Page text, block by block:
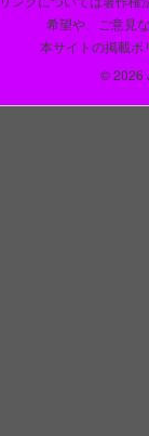
希望や、ご意見
本サイトの掲載ポ
© 2026